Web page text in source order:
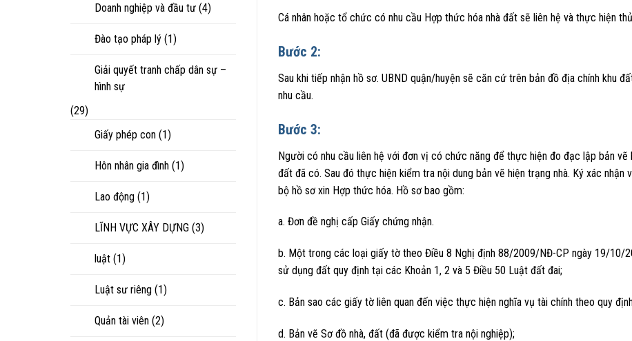
Doanh nghiệp và đầu tư (4)
Đào tạo pháp lý (1)
Giải quyết tranh chấp dân sự –
hình sự
(29)
Giấy phép con (1)
Hôn nhân gia đình (1)
Lao động (1)
LĨNH VỰC XÂY DỰNG (3)
luật (1)
Luật sư riêng (1)
Quản tài viên (2)
Cá nhân hoặc tổ chức có nhu cầu Hợp thức hóa nhà đất sẽ liên hệ và thực hiện
Bước 2:
Sau khi tiếp nhận hồ sơ. UBND quận/huyện sẽ căn cứ trên bản đồ địa chính khu
nhu cầu.
Bước 3:
Người có nhu cầu liên hệ với đơn vị có chức năng để thực hiện đo đạc lập bản
đất đã có. Sau đó thực hiện kiểm tra nội dung bản vẽ hiện trạng nhà. Ký xác nhận
bộ hồ sơ xin Hợp thức hóa. Hồ sơ bao gồm:
a. Đơn đề nghị cấp Giấy chứng nhận.
b. Một trong các loại giấy tờ theo Điều 8 Nghị định 88/2009/NĐ-CP ngày 19/10/
sử dụng đất quy định tại các Khoản 1, 2 và 5 Điều 50 Luật đất đai;
c. Bản sao các giấy tờ liên quan đến việc thực hiện nghĩa vụ tài chính theo quy
d. Bản vẽ Sơ đồ nhà, đất (đã được kiểm tra nội nghiệp);